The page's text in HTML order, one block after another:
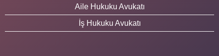
Aile Hukuku Avukatı
İş Hukuku Avukatı